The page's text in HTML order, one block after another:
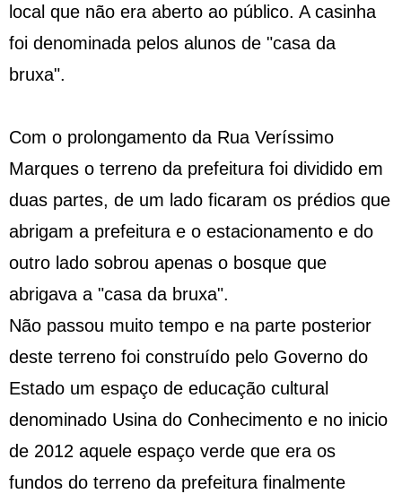
local que não era aberto ao público. A casinha
foi denominada pelos alunos de "casa da
bruxa".
Com o prolongamento da Rua Veríssimo
Marques o terreno da prefeitura foi dividido em
duas partes, de um lado ficaram os prédios que
abrigam a prefeitura e o estacionamento e do
outro lado sobrou apenas o bosque que
abrigava a "casa da bruxa".
Não passou muito tempo e na parte posterior
deste terreno foi construído pelo Governo do
Estado um espaço de educação cultural
denominado Usina do Conhecimento e no inicio
de 2012 aquele espaço verde que era os
fundos do terreno da prefeitura finalmente